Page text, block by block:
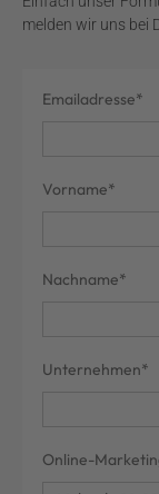
melden wir uns bei
Agreement
Emailadresse*
Vorname*
Nachname*
Unternehmen*
Online-